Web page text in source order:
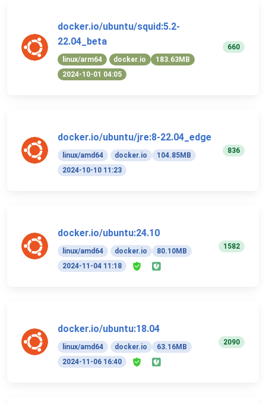
docker.io/ubuntu/squid:5.2-
22.04_beta
linux/arm64 docker.io
183.63MB
2024-10-01 04:05
660
docker.io/ubuntu/jre:8-22.04_edge
linux/amd64 docker.io
104.85MB
2024-10-10 11:23
836
docker.io/ubuntu:24.10
linux/amd64 docker.io
80.10MB
2024-11-04 11:18
1582
docker.io/ubuntu:18.04
linux/amd64 docker.io
63.16MB
2024-11-06 16:40
2090